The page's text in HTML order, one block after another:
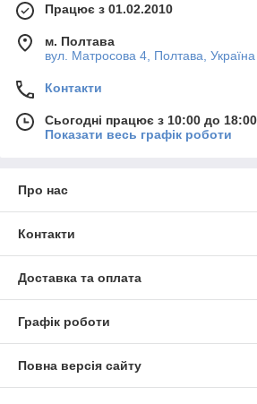
Працює з 01.02.2010
м. Полтава
вул. Матросова 4, Полтава, Україна
Контакти
Сьогодні працює з 10:00 до 18:00
Показати весь графік роботи
Про нас
Контакти
Доставка та оплата
Графік роботи
Повна версія сайту